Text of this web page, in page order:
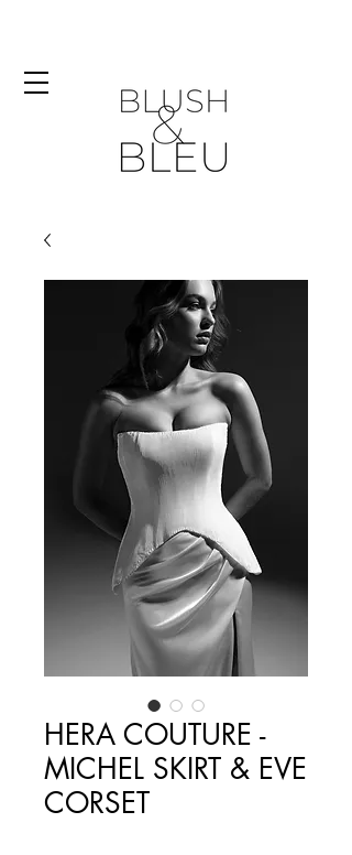
HERA COUTURE -
MICHEL SKIRT & EVE
CORSET